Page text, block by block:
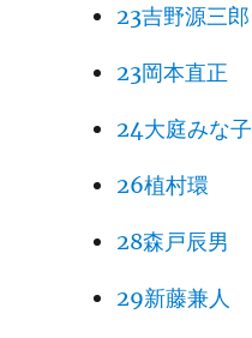
23吉野源三郎
23岡本直正
24大庭みな子
26植村環
28森戸辰男
29新藤兼人